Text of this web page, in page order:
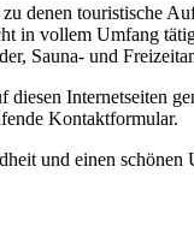
denen touristische
in vollem Umfang
Sauna- und
diesen Internetseiten
Kontaktformular.
und einen